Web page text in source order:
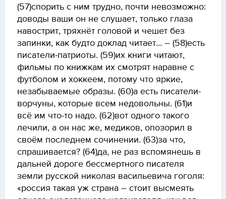
(57)спорить с ним трудно, почти невозможно:
доводы ваши он не слушает, только глаза
навострит, тряхнёт головой и чешет без
запинки, как будто доклад читает… – (58)есть
писатели-патриоты. (59)их книги читают,
фильмы по книжкам их смотрят наравне с
футболом и хоккеем, потому что яркие,
незабываемые образы. (60)а есть писатели-
ворчуны, которые всем недовольны. (61)и
всё им что-то надо. (62)вот одного такого
лечили, а он нас же, медиков, опозорил в
своём последнем сочинении. (63)за что,
спрашивается? (64)да, не раз вспомянешь в
дальней дороге бессмертного писателя
земли русской николая васильевича гоголя:
«россия такая уж страна – стоит высмеять